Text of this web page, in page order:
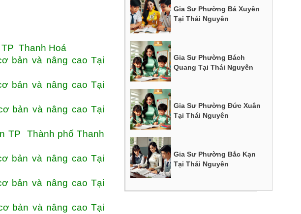
Thanh Hoá
bản và nâng cao Tại
bản và nâng cao Tại
bản và nâng cao Tại
TP Thành phố Thanh
bản và nâng cao Tại
bản và nâng cao Tại
bản và nâng cao Tại
Gia Sư Phường Bá Xuyên
Tại Thái Nguyên
Gia Sư Phường Bách
Quang Tại Thái Nguyên
Gia Sư Phường Đức Xuân
Tại Thái Nguyên
Gia Sư Phường Bắc Kạn
Tại Thái Nguyên